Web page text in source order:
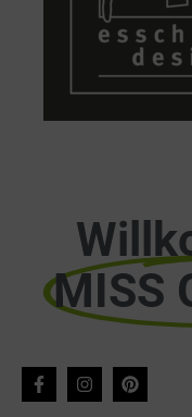
MISS